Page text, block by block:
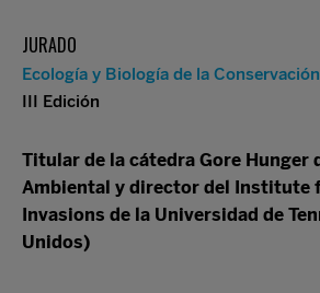
JURADO
Ecología y Biología de la Conservación
III Edición
Titular de la cátedra Gore Hunger
Ambiental y director del Institute
Invasions de la Universidad de
Unidos)